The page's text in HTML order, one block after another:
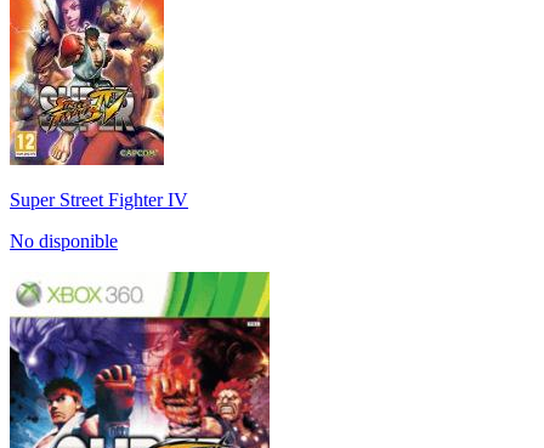
Super Street Fighter IV
No disponible